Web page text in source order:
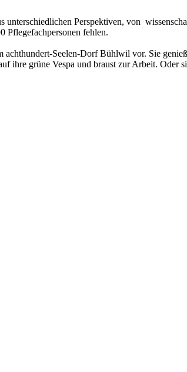
Perspektiven, von
Pflegefachpersonen fehlen.
Seelen-Dorf Bühlwil vor. Sie
ihre grüne Vespa und braust zur Arbeit. Oder